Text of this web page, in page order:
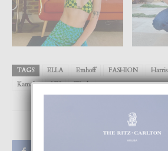
TAGS ELLA Emhoff FASHION Harris
Kamala
NY Week